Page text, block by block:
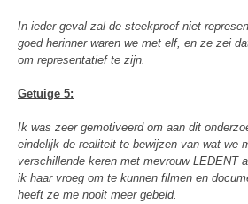
In ieder geval zal de steekproef niet
goed herinner waren we met elf, en ze zei
om representatief te zijn.
Getuige 5:
Ik was zeer gemotiveerd om aan dit
eindelijk de realiteit te bewijzen van wat we
verschillende keren met mevrouw LEDENT
ik haar vroeg om te kunnen filmen en
heeft ze me nooit meer gebeld.